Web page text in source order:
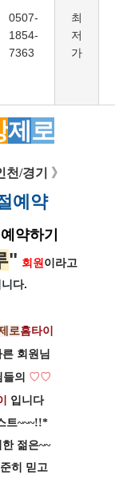
0507-
1854-
7363
최
저
가
제 로
천/경기 》
예약
약하기
" 회원 이라고
다.
로홈타이
회원님
의 ♡♡
입니다
트~~~!!*
젊은~~
히 믿고